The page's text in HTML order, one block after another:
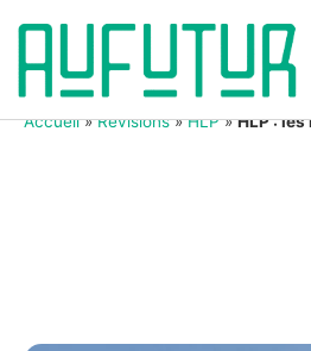
Accueil»Révisions»HLP»HLP :